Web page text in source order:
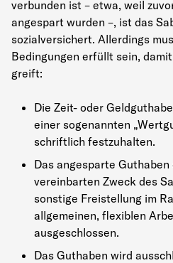
verbunden ist – etwa, weil
angespart wurden –, ist das
sozialversichert. Allerdings
Bedingungen erfüllt sein,
greift:
Die Zeit- oder
einer sogenannten
schriftlich festzuhalten.
Das angesparte
vereinbarten Zweck des
sonstige Freistellung im
allgemeinen, flexiblen
ausgeschlossen.
Das Guthaben wird